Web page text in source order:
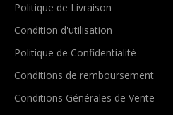
Politique de Livraison
Condition d'utilisation
Politique de Confidentialité
Conditions de remboursement
Conditions Générales de Vente